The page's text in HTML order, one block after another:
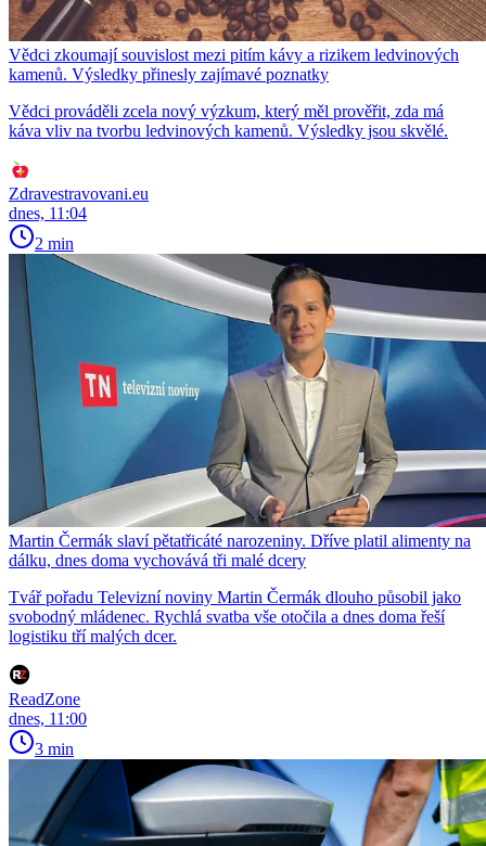
Vědci zkoumají souvislost mezi pitím kávy a rizikem ledvinových
kamenů. Výsledky přinesly zajímavé poznatky
Vědci prováděli zcela nový výzkum, který měl prověřit, zda má
káva vliv na tvorbu ledvinových kamenů. Výsledky jsou skvělé.
Zdravestravovani.eu
dnes, 11:04
2 min
Martin Čermák slaví pětatřicáté narozeniny. Dříve platil alimenty na
dálku, dnes doma vychovává tři malé dcery
Tvář pořadu Televizní noviny Martin Čermák dlouho působil jako
svobodný mládenec. Rychlá svatba vše otočila a dnes doma řeší
logistiku tří malých dcer.
ReadZone
dnes, 11:00
3 min